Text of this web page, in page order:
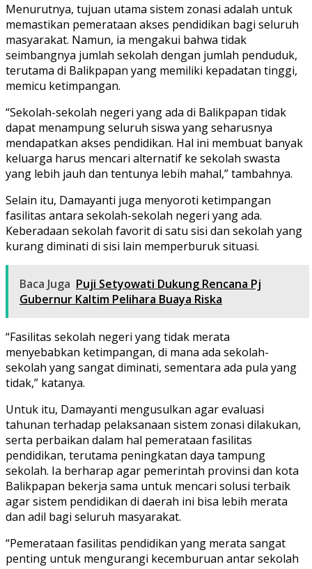
Menurutnya, tujuan utama sistem zonasi adalah untuk
memastikan pemerataan akses pendidikan bagi seluruh
masyarakat. Namun, ia mengakui bahwa tidak
seimbangnya jumlah sekolah dengan jumlah penduduk,
terutama di Balikpapan yang memiliki kepadatan tinggi,
memicu ketimpangan.
“Sekolah-sekolah negeri yang ada di Balikpapan tidak
dapat menampung seluruh siswa yang seharusnya
mendapatkan akses pendidikan. Hal ini membuat banyak
keluarga harus mencari alternatif ke sekolah swasta
yang lebih jauh dan tentunya lebih mahal,” tambahnya.
Selain itu, Damayanti juga menyoroti ketimpangan
fasilitas antara sekolah-sekolah negeri yang ada.
Keberadaan sekolah favorit di satu sisi dan sekolah yang
kurang diminati di sisi lain memperburuk situasi.
Baca Juga Puji Setyowati Dukung Rencana Pj
Gubernur Kaltim Pelihara Buaya Riska
“Fasilitas sekolah negeri yang tidak merata
menyebabkan ketimpangan, di mana ada sekolah-
sekolah yang sangat diminati, sementara ada pula yang
tidak,” katanya.
Untuk itu, Damayanti mengusulkan agar evaluasi
tahunan terhadap pelaksanaan sistem zonasi dilakukan,
serta perbaikan dalam hal pemerataan fasilitas
pendidikan, terutama peningkatan daya tampung
sekolah. Ia berharap agar pemerintah provinsi dan kota
Balikpapan bekerja sama untuk mencari solusi terbaik
agar sistem pendidikan di daerah ini bisa lebih merata
dan adil bagi seluruh masyarakat.
“Pemerataan fasilitas pendidikan yang merata sangat
penting untuk mengurangi kecemburuan antar sekolah